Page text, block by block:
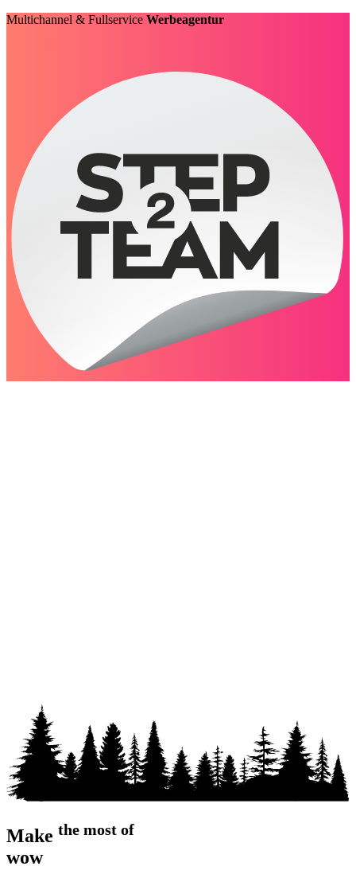
Multichannel & Fullservice Werbeagentur
Make the most of
wow